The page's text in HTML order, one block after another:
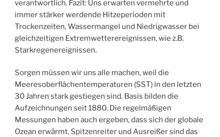
verantwortlich. Fazit: Uns erwarten vermehrte und
immer stärker werdende Hitzeperioden mit
Trockenzeiten, Wassermangel und Niedrigwasser bei
gleichzeitigen Extremwetterereignissen, wie z.B.
Starkregenereignissen.
Sorgen müssen wir uns alle machen, weil die
Meeresoberflächentemperaturen (SST) in den letzten
30 Jahren stark gestiegen sind. Basis bilden die
Aufzeichnungen seit 1880. Die regelmäßigen
Messungen haben auch ergeben, dass sich der globale
Ozean erwärmt. Spitzenreiter und Ausreißer sind das